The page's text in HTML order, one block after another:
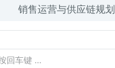
销售运营与供应链规划